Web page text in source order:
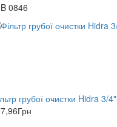
0846
грубої очистки Hidra 3/4"
Грн